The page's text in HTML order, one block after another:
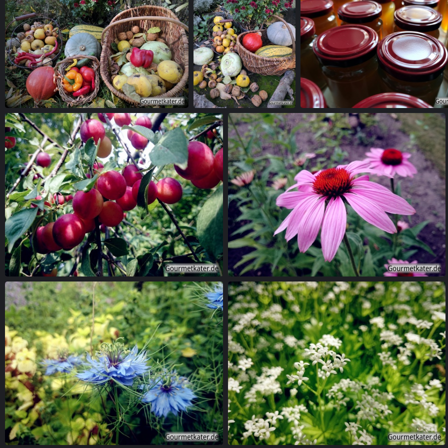
Ernte Ernte Marmelade
Mirabellen Roter Sonnenhut